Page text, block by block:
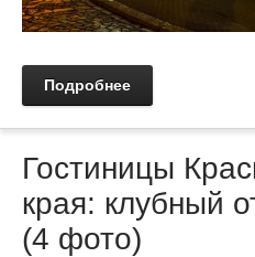
Подробнее
Гостиницы
края: клубный
(4 фото)